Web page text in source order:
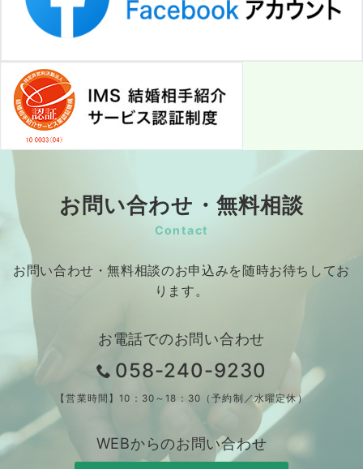
お問い合わせ・無料相談
Contact
お問い合わせ・無料相談のお申込みを随時お待ちしてお
ります。
お電話でのお問い合わせ
058-240-9230
【営業時間】10：30～18：30（予約制／水曜定休）
WEBからのお問い合わせ